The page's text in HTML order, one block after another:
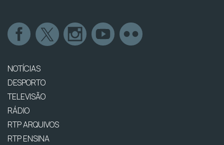
NOTÍCIAS
DESPORTO
TELEVISÃO
RÁDIO
RTP ARQUIVOS
RTP ENSINA